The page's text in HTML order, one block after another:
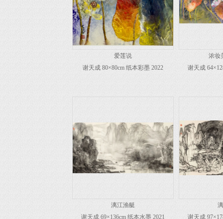
爱莲说
谢天成 80×80cm 纸本彩墨 2022
浓妆
谢天成
漓江渔艇
谢天成 69×136cm 纸本水墨 2021
谢天成